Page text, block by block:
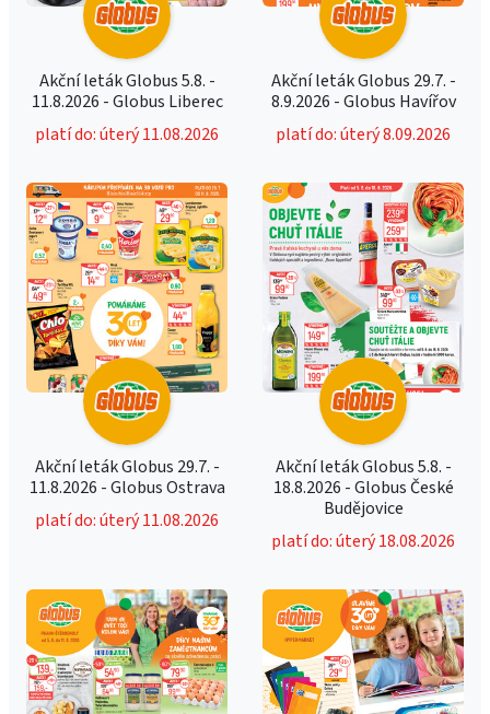
Akční leták Globus 5.8. -
11.8.2026 - Globus Liberec
platí do: úterý 11.08.2026
Akční leták Globus 29.7. -
8.9.2026 - Globus Havířov
platí do: úterý 8.09.2026
Akční leták Globus 29.7. -
11.8.2026 - Globus Ostrava
platí do: úterý 11.08.2026
Akční leták Globus 5.8. -
18.8.2026 - Globus České
Budějovice
platí do: úterý 18.08.2026